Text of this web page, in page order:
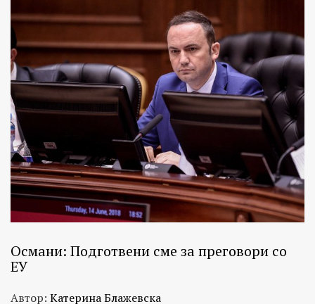
Османи: Подготвени сме за преговори со
ЕУ
Автор: Катерина Блажевска